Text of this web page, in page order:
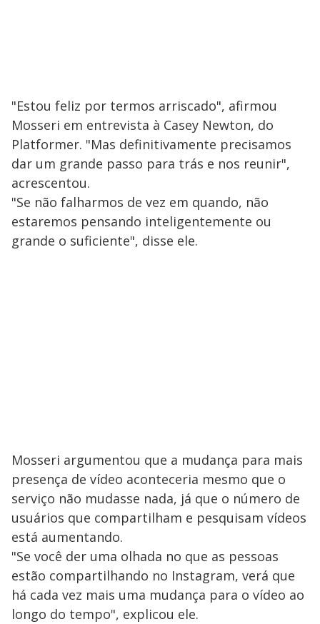
"Estou feliz por termos arriscado", afirmou
Mosseri em entrevista à Casey Newton, do
Platformer. "Mas definitivamente precisamos
dar um grande passo para trás e nos reunir",
acrescentou.
"Se não falharmos de vez em quando, não
estaremos pensando inteligentemente ou
grande o suficiente", disse ele.
Mosseri argumentou que a mudança para mais
presença de vídeo aconteceria mesmo que o
serviço não mudasse nada, já que o número de
usuários que compartilham e pesquisam vídeos
está aumentando.
"Se você der uma olhada no que as pessoas
estão compartilhando no Instagram, verá que
há cada vez mais uma mudança para o vídeo ao
longo do tempo", explicou ele.